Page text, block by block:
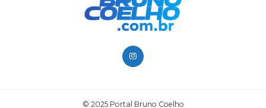
© 2025 Portal Bruno Coelho